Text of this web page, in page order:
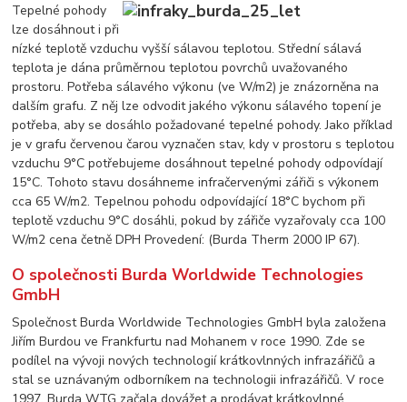
Tepelné pohody
lze dosáhnout i při
nízké teplotě vzduchu vyšší sálavou teplotou. Střední sálavá
teplota je dána průměrnou teplotou povrchů uvažovaného
prostoru. Potřeba sálavého výkonu (ve W/m2) je znázorněna na
dalším grafu. Z něj lze odvodit jakého výkonu sálavého topení je
potřeba, aby se dosáhlo požadované tepelné pohody. Jako příklad
je v grafu červenou čarou vyznačen stav, kdy v prostoru s teplotou
vzduchu 9°C potřebujeme dosáhnout tepelné pohody odpovídají
15°C. Tohoto stavu dosáhneme infračervenými zářiči s výkonem
cca 65 W/m2. Tepelnou pohodu odpovídající 18°C bychom při
teplotě vzduchu 9°C dosáhli, pokud by zářiče vyzařovaly cca 100
W/m2 cena četně DPH Provedení: (Burda Therm 2000 IP 67).
O společnosti Burda Worldwide Technologies
GmbH
Společnost Burda Worldwide Technologies GmbH byla založena
Jiřím Burdou ve Frankfurtu nad Mohanem v roce 1990. Zde se
podílel na vývoji nových technologií krátkovlnných infrazářičů a
stal se uznávaným odborníkem na technologii infrazářičů. V roce